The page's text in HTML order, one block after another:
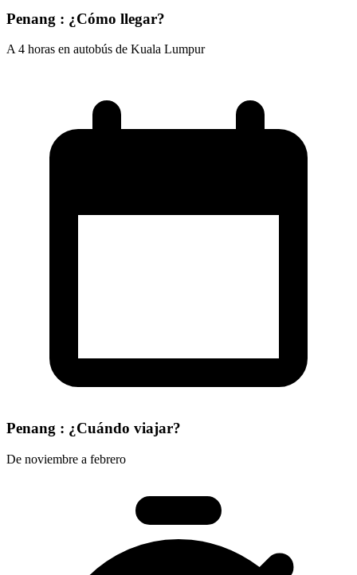
Penang : ¿Cómo llegar?
A 4 horas en autobús de Kuala Lumpur
Penang : ¿Cuándo viajar?
De noviembre a febrero